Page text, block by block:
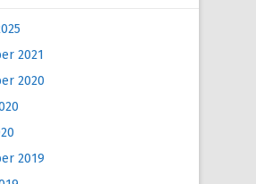
2021
2020
2019